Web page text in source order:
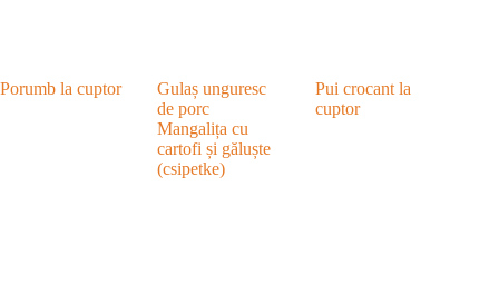
Porumb la cuptor
Gulaș unguresc
de porc
Mangalița cu
cartofi și găluște
(csipetke)
Pui crocant la
cuptor